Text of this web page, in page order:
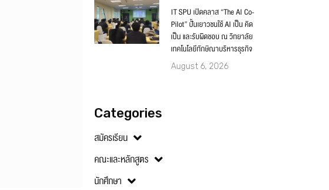
IT SPU เปิดคลาส “The AI Co-
Pilot” ปั้นเยาวชนใช้ AI เป็น คิด
เป็น และรับผิดชอบ ณ วิทยาลัย
เทคโนโลยีทักษิณาบริหารธุรกิจ
August 6, 2026
Categories
สมัครเรียน
คณะและหลักสูตร
นักศึกษา